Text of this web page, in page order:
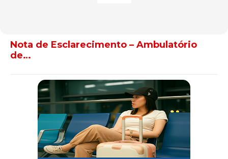
Nota de Esclarecimento – Ambulatório
de…